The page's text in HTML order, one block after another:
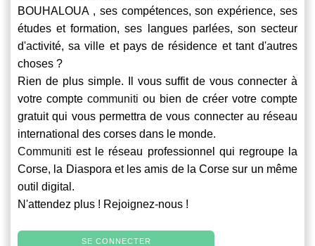
BOUHALOUA , ses compétences, son expérience, ses
études et formation, ses langues parlées, son secteur
d'activité, sa ville et pays de résidence et tant d'autres
choses ?
Rien de plus simple. Il vous suffit de vous connecter à
votre compte communiti ou bien de créer votre compte
gratuit qui vous permettra de vous connecter au réseau
international des corses dans le monde.
Communiti est le réseau professionnel qui regroupe la
Corse, la Diaspora et les amis de la Corse sur un même
outil digital.
N'attendez plus ! Rejoignez-nous !
SE CONNECTER